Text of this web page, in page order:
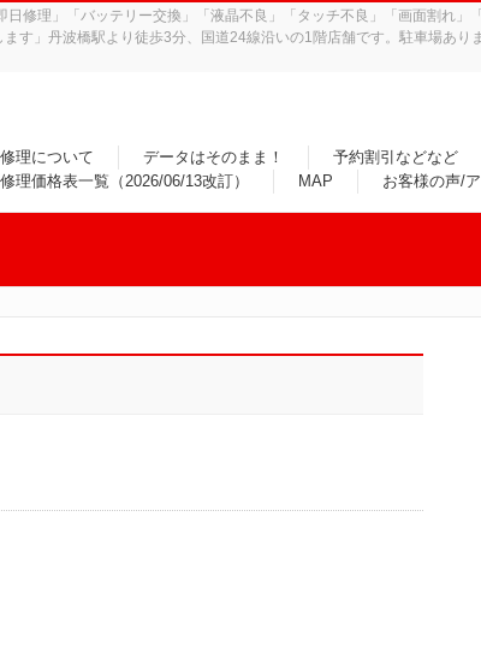
修理」「バッテリー交換」「液晶不良」「タッチ不良」「画面割れ」
す」丹波橋駅より徒歩3分、国道24線沿いの1階店舗です。駐車場あり
理について データはそのまま！ 予約割引などなど
理価格表一覧（2026/06/13改訂）
MAP お客様の声/